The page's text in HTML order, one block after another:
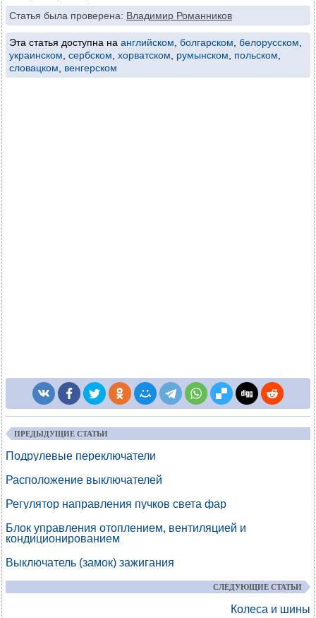
Статья была проверена: Владимир Романников
Эта статья доступна на английском болгарском белорусском
украинском сербском хорватском румынском польском
словацком
венгерском
ПРЕДЫДУЩИЕ СТАТЬИ
Подрулевые переключатели
Расположение выключателей
Регулятор направления пучков света фар
Блок управления отоплением, вентиляцией и
кондиционированием
Выключатель (замок) зажигания
СЛЕДУЮЩИЕ СТАТЬИ
Колеса и шины